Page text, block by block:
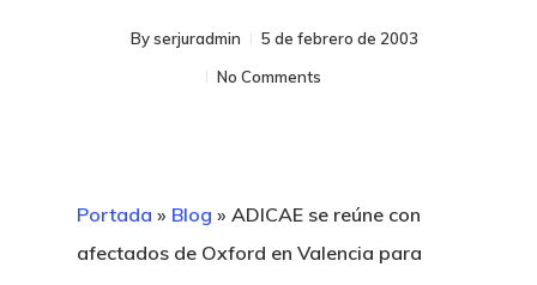
Byserjuradmin
5 de febrero de 2003
No Comments
Portada » Blog » ADICAE se reúne con
afectados de Oxford en Valencia para